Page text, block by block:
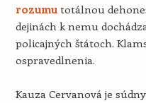
rozumutotálnou
dejinách k nemu
policajných štátoch.
ospravedlnenia.
Kauza Cervanová je